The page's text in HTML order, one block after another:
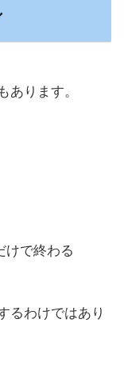
ります。
けで終わる
るわけではあり